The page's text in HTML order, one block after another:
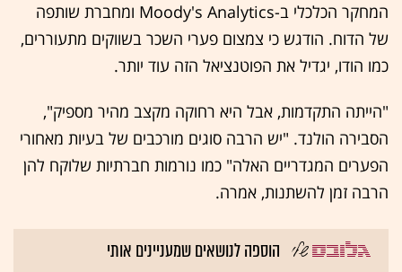
המחקר הכלכלי ב-Moody's Analytics ומחברת שותפה
של הדוח. הודגש כי צמצום פערי השכר בשווקים מתעוררים,
כמו הודו, יגדיל את הפוטנציאל הזה עוד יותר.
"הייתה התקדמות, אבל היא רחוקה מקצב מהיר מספיק",
הסבירה הולנד. "יש הרבה סוגים מורכבים של בעיות מאחורי
הפערים המגדריים האלה" כמו נורמות חברתיות שלוקח להן
הרבה זמן להשתנות, אמרה.
הוספה לנושאים שמעניינים אותי